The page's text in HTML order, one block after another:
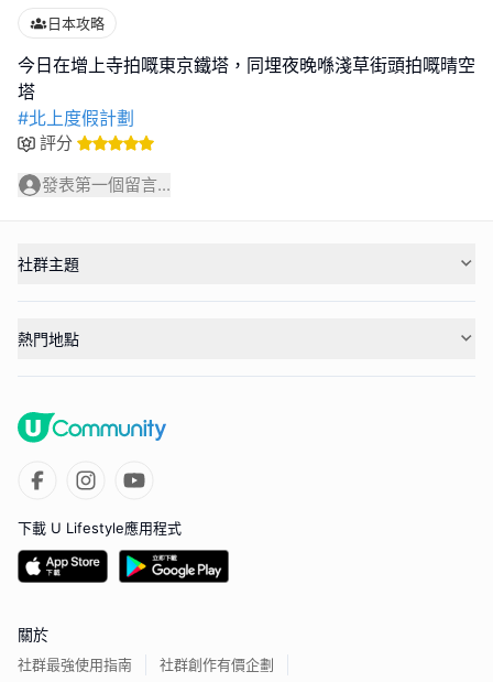
日本攻略
今日在增上寺拍嘅東京鐵塔，同埋夜晚喺淺草街頭拍嘅晴空
#北上度假計劃
評分
發表第一個留言...
社群主題
熱門地點
下載 U Lifestyle應用程式
關於
社群最強使用指南 社群創作有價企劃